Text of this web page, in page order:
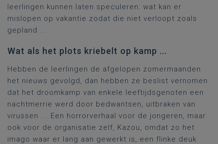
leerlingen kunnen laten speculeren: wat kan er
mislopen op vakantie zodat die niet verloopt zoals
gepland ...
Wat als het plots kriebelt op kamp ...
Hebben de leerlingen de afgelopen zomermaanden
het nieuws gevolgd, dan hebben ze beslist vernomen
dat het droomkamp van enkele leeftijdsgenoten een
nachtmerrie werd door bedwantsen, uitbraken van
virussen ... Een horrorverhaal voor de jongeren, maar
ook voor de organisatie zelf, Kazou, omdat zo het
imago waar er lang aan gewerkt is, een flinke deuk